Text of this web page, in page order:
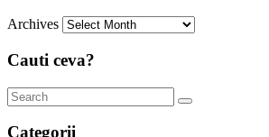
Archives
Cauti ceva?
Categorii